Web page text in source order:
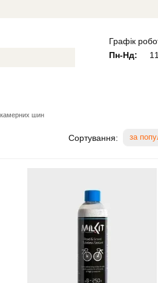
Графік
Пн-Нд:
шин
Сортування: за